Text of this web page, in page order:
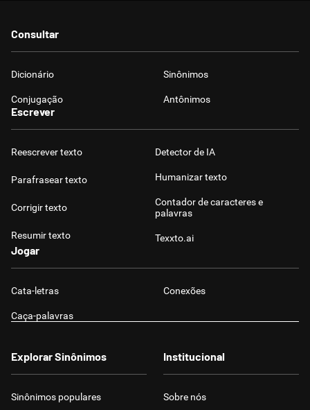
Consultar
Dicionário Sinônimos
Conjugação Antônimos
Escrever
Reescrever texto
Parafrasear texto
Corrigir texto
Resumir texto
Detector de IA
Humanizar texto
Contador de caracteres e
palavras
Texxto.ai
Jogar
Cata-letras Conexões
Caça-palavras
Explorar Sinônimos
Sinônimos populares
Institucional
Sobre nós